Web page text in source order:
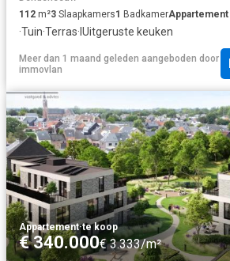
112 m²3 Slaapkamers1 BadkamerAppartement
·Tuin·Terras· IUitgeruste keuken
Meer dan 1 maand geleden aangeboden door
immovlan
Appartement·te koop
€ 340.000€ 3.333/m²